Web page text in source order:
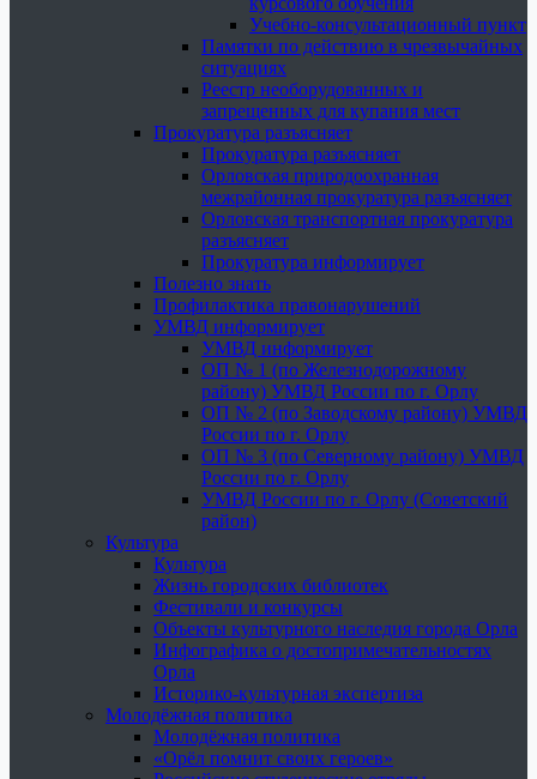
Учебно-консультационный пункт
Памятки по действию в чрезвычайных
ситуациях
Реестр необорудованных и
запрещенных для купания мест
Прокуратура разъясняет
Прокуратура разъясняет
Орловская природоохранная
межрайонная прокуратура разъясняет
Орловская транспортная прокуратура
разъясняет
Прокуратура информирует
Полезно знать
Профилактика правонарушений
УМВД информирует
УМВД информирует
ОП № 1 (по Железнодорожному
району) УМВД России по г. Орлу
ОП № 2 (по Заводскому району) УМВД
России по г. Орлу
ОП № 3 (по Северному району) УМВД
России по г. Орлу
УМВД России по г. Орлу (Советский
район)
Культура
Культура
Жизнь городских библиотек
Фестивали и конкурсы
Объекты культурного наследия города Орла
Инфографика о достопримечательностях
Орла
Историко-культурная экспертиза
Молодёжная политика
Молодёжная политика
«Орёл помнит своих героев»